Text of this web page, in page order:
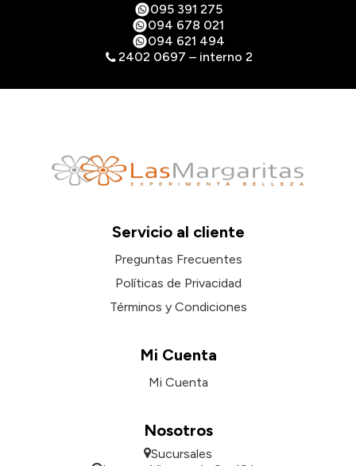
095 391 275
094 678 021
094 621 494
2402 0697 – interno 2
Servicio al cliente
Preguntas Frecuentes
Políticas de Privacidad
Términos y Condiciones
Mi Cuenta
Mi Cuenta
Nosotros
Sucursales